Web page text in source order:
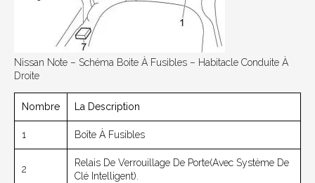
Nissan Note – Schéma Boite À Fusibles – Habitacle Conduite À
Droite
Nombre La Description
1 Boîte À Fusibles
2
Relais De Verrouillage De Porte(avec Système De
Clé Intelligent).